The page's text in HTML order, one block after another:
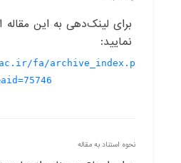
برای لینک‌دهی به این مقاله
نمایید:
fa/archive_index.p
نحوه استناد به مقاله